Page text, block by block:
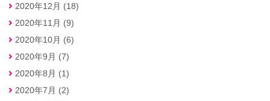
2020年12月 (18)
2020年11月 (9)
2020年10月 (6)
2020年9月 (7)
2020年8月 (1)
2020年7月 (2)